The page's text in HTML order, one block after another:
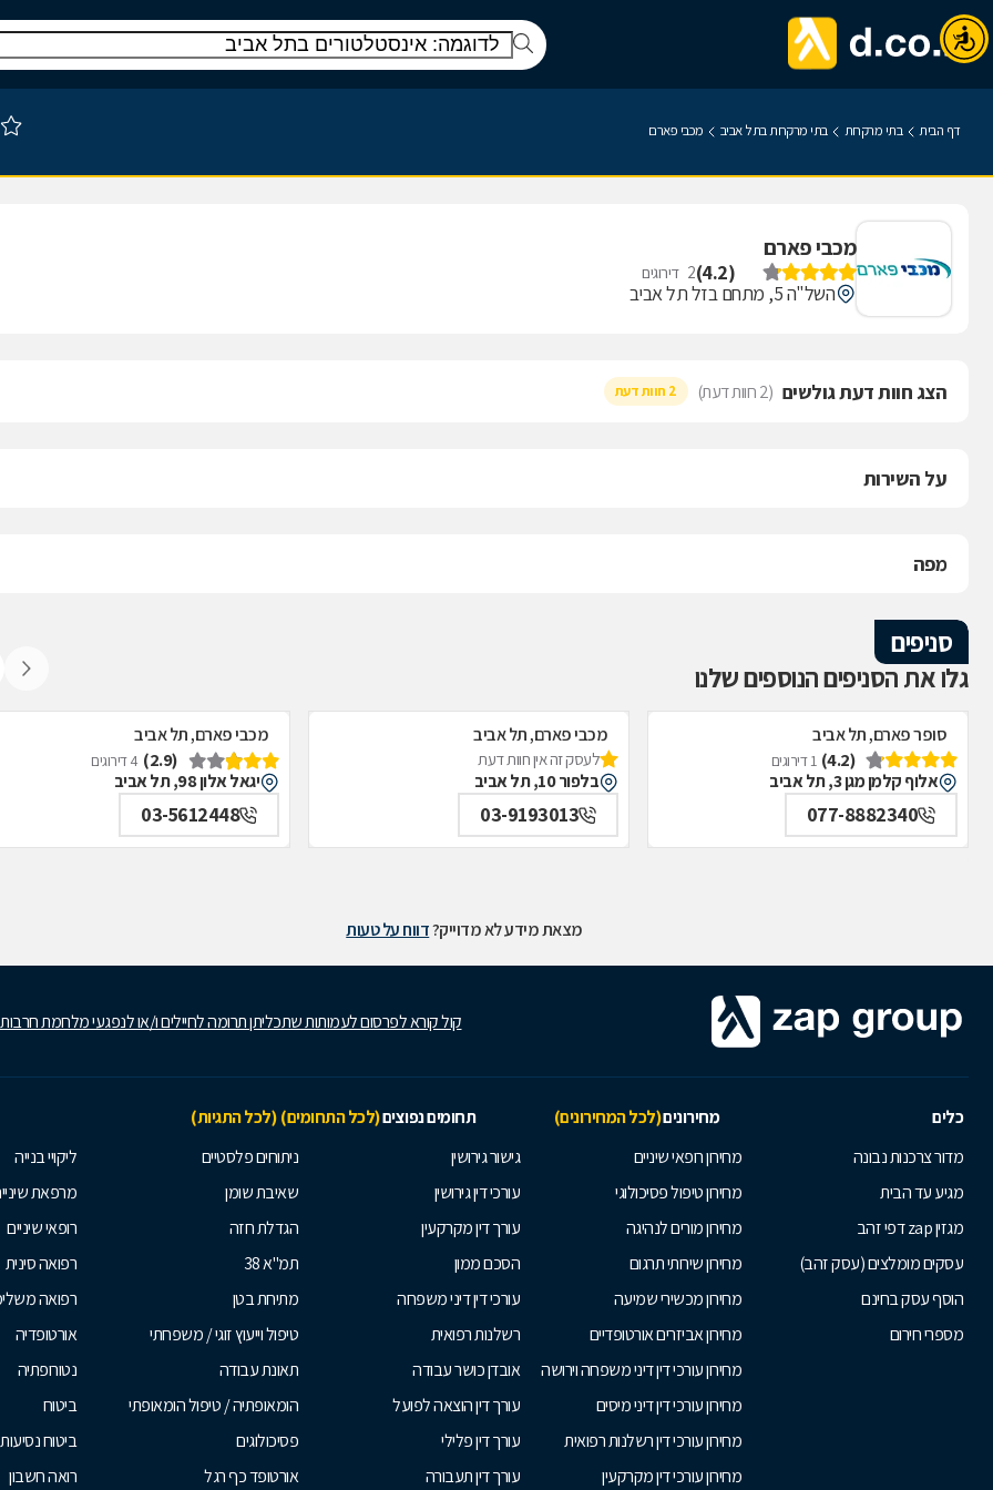
דף הבית בתי מרקחת בתי מרקחת בתל אביב מכבי פארם
מכבי פארם
(
4.2
)
2 דירוגים
השל"ה 5, מתחם בזל תל אביב
הצג חוות דעת גולשים (2 חוות דעת) 2 חוות דעת
על השירות
מפה
סניפים
גלו את הסניפים הנוספים שלנו
סופר פארם, תל אביב
(4.2)
1 דירוגים
אלוף קלמן מגן 3, תל אביב
077-8882340
מכבי פארם, תל אביב
לעסק זה אין חוות דעת
בלפור 10, תל אביב
03-9193013
מכבי פארם, תל אביב
(2.9)
4 דירוגים
יגאל אלון 98, תל אביב
03-5612448
מצאת מידע לא מדוייק?דווח על טעות
קול קורא לפרסום לעמותות שתכליתן תרומה לחיילים ו/או לנפגעי מלחמת
כלים מחירונים(לכל המחירונים) תחומים נפוצים(לכל התחומים) (לכל התגיות)
מדור צרכנות נבונה
מגיע עד הבית
מגזין zap דפי זהב
עסקים מומלצים (עסק זהב)
הוסף עסק בחינם
מספרי חירום
מחירון רופאי שיניים
מחירון טיפול פסיכולוגי
מחירון מורים לנהיגה
מחירון שירותי תרגום
מחירון מכשירי שמיעה
מחירון אביזרים אורטופדיים
מחירון עורכי דין דיני משפחה וירושה
מחירון עורכי דין דיני מיסים
מחירון עורכי דין רשלנות רפואית
מחירון עורכי דין מקרקעין
גישור גירושין
עורכי דין גירושין
עורך דין מקרקעין
הסכם ממון
עורכי דין דיני משפחה
רשלנות רפואית
אובדן כושר עבודה
עורך דין הוצאה לפועל
עורך דין פלילי
עורך דין תעבורה
ניתוחים פלסטיים
שאיבת שומן
הגדלת חזה
תמ"א 38
מתיחת בטן
טיפול וייעוץ זוגי / משפחתי
תאונת עבודה
הומאופתיה / טיפול הומאופתי
פסיכולוגים
אורטופד כף רגל
ליקויי בנייה
מרפאת
רופאי שיניים
רפואה סינית
רפואה
אורטופדיה
נטורופתיה
ביטוח
ביטוח
רואה חשבון